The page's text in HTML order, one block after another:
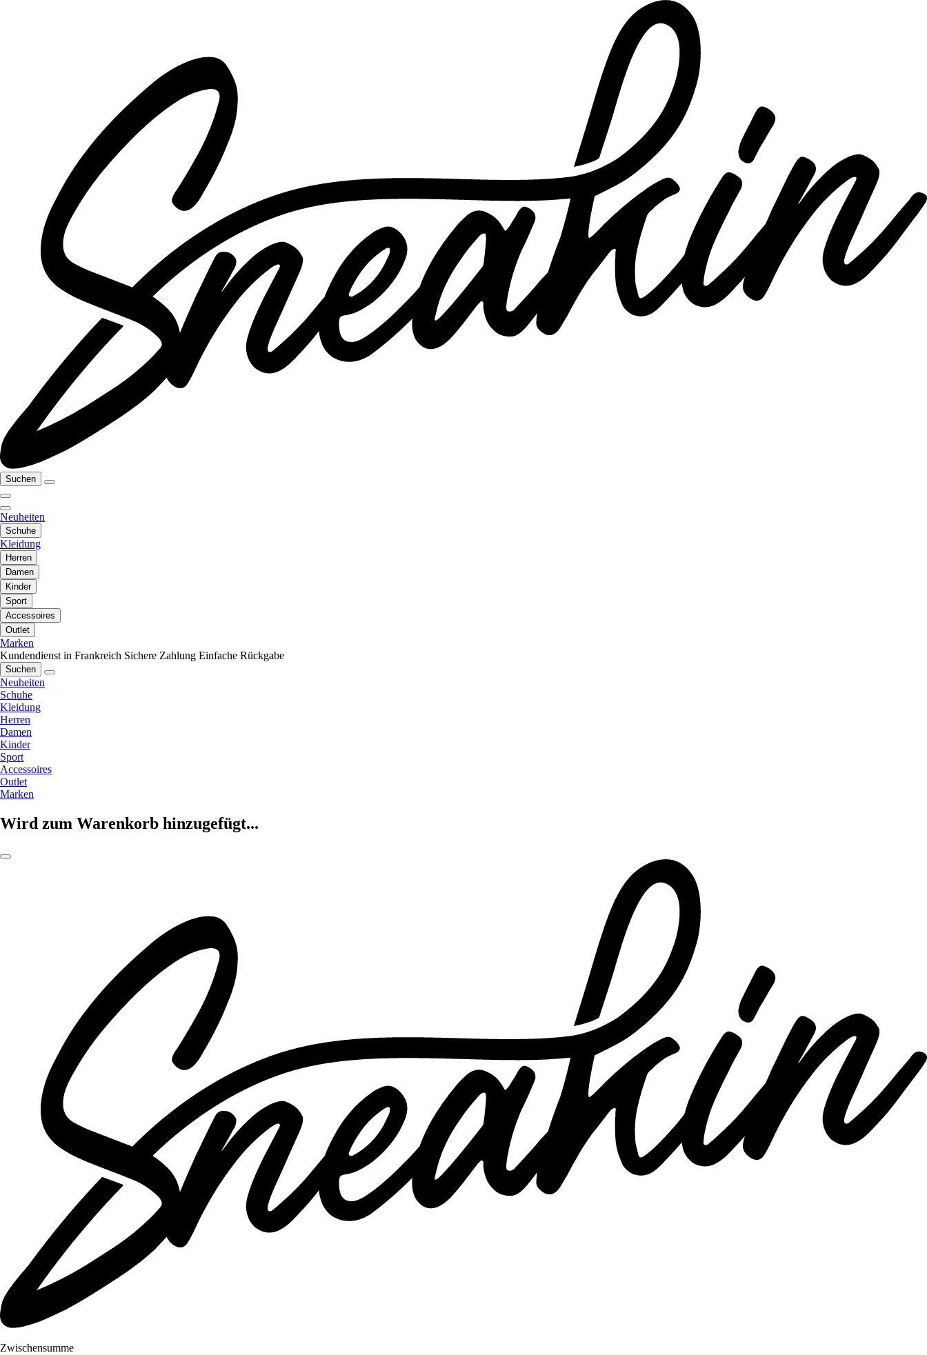
Suchen
Neuheiten
Schuhe
Kleidung
Herren
Damen
Kinder
Sport
Accessoires
Outlet
Marken
Kundendienst in Frankreich Sichere Zahlung Einfache Rückgabe
Suchen
Neuheiten
Schuhe
Kleidung
Herren
Damen
Kinder
Sport
Accessoires
Outlet
Marken
Wird zum Warenkorb hinzugefügt...
Zwischensumme